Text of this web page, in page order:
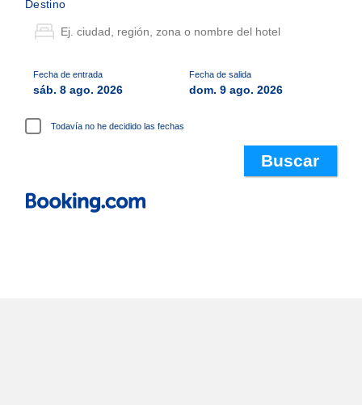
Destino
Fecha de entrada
sáb. 8 ago. 2026
Fecha de salida
dom. 9 ago. 2026
Todavía no he decidido las fechas